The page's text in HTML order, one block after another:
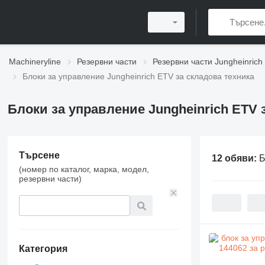
Machineryline Резервни части Резервни части Jungheinrich
Блоки за управление Jungheinrich ETV за складова техника
Блоки за управление Jungheinrich ETV
Търсене
(номер по каталог, марка, модел,
резервни части)
Категория
12 обяви: